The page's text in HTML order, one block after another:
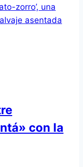
zorro’, una
asentada
con la